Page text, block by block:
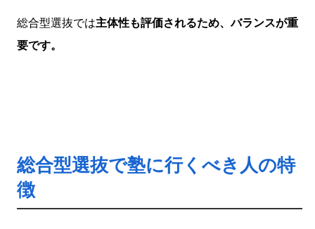
総合型選抜では主体性も評価されるため、バランスが重
要です。
総合型選抜で塾に行くべき人の特
徴